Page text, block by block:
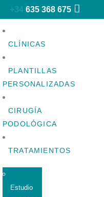
+34 635 368 675
CLÍNICAS
PLANTILLAS
PERSONALIZADAS
CIRUGÍA
PODOLÓGICA
TRATAMIENTOS
Estudio